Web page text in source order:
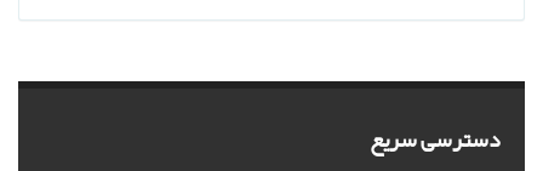
دسترسی سریع